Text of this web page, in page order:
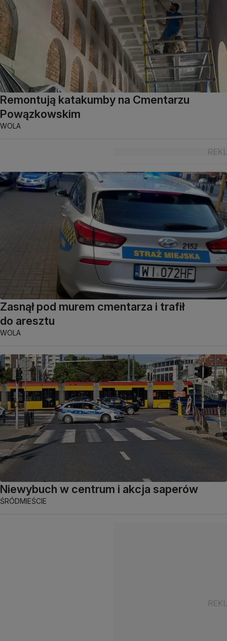
Remontują katakumby na Cmentarzu
Powązkowskim
WOLA
Zasnął pod murem cmentarza i trafił
do aresztu
WOLA
Niewybuch w centrum i akcja saperów
ŚRÓDMIEŚCIE